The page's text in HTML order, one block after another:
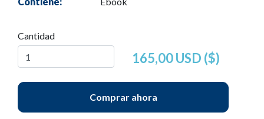
Cantidad
165,00 USD ($)
Comprar ahora